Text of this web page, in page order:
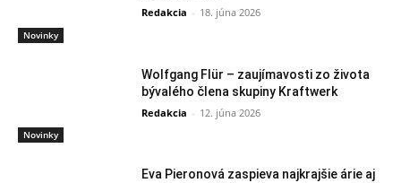
Novinky
Redakcia - 18. júna 2026
Novinky
Wolfgang Flür – zaujímavosti zo života
bývalého člena skupiny Kraftwerk
Redakcia - 12. júna 2026
Eva Pieronová zaspieva najkrajšie árie aj